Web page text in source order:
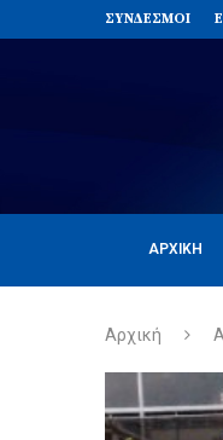
ΣΥΝΔΈΣΜΟΙ
ΑΡΧΙΚΉ
Αρχική